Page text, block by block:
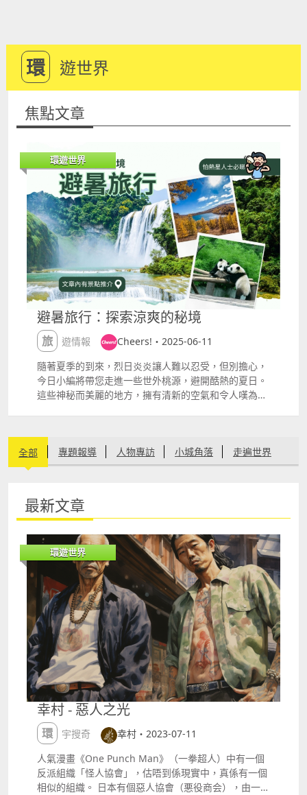
環 遊世界
焦點文章
環遊世界
避暑旅行：探索涼爽的秘境
旅遊情報
Cheers!・2025-06-11
隨著夏季的到來，烈日炎炎讓人難以忍受，但別擔心，
今日小編將帶您走進一些世外桃源，避開酷熱的夏日。
這些神秘而美麗的地方，擁有清新的空氣和令人嘆為觀
靈的洗禮和身心的放鬆。 四川 四姑娘山及臥龍自然保
護區 四姑娘山是個適合全家出遊的好地方，擁有壯麗的
自然景觀和豐富的戶外活動。 清涼指數：13度適合進
草甸，適合家庭徒步。建議：步道平緩，非常適合小孩
和年長者，還可以帶上野餐，享受大自然。 大峰徒步路
線簡介：提供不同難度的徒步路線，適合家庭一起挑
戰。建議：選擇較短的路線，保持親子活動的樂趣。 小
金川簡介：這是一個迷人的小鎮，適合全家遊覽和拍
照。建議：可以品嚐當地特色小吃，並探索周圍的草
原。 臥龍自然保護區臥龍自然保護區是國家級第三大自
然保護區。四川省面積最大、自然條件最複雜、稀有動
植物最多的自然保護區。保護區橫跨臥龍、耿達兩鄉，
總面積20萬公頃。主要保護西南高山林區自然生態系及
大熊貓等稀有動物。 活動建議 親子徒步：選擇簡單的
徒步路線，讓孩子們在大自然中探索。攝影比賽：鼓勵
孩子們拍攝他們喜歡的風景，增強觀察力。野餐時光：
在草地上野餐，享受家庭時光。 美食推薦 藏式火鍋：
犛牛骨熬的湯營養豐富，配有當地特有的犛牛肉，藏香
豬肉片等，加上野山菌和各種素菜煮在一起，配上各種
藥材，讓您充分的感受高原不同的風味。 老臘肉炒木
耳：用四姑娘山的風乾老臘肉加入新鮮木耳一起小炒，
別具風味。 牦牛肉：風乾犛牛肉是精選鮮藏區犛牛肉，
其肉質酥鬆 旅遊小貼士 安全第一：注意孩子的安全，
選擇適合的活動和路線。 高海拔適應：提前幾天適應高
全部 專題報導 人物專訪 小城角落 走遍世界
最新文章
環遊世界
幸村 - 惡人之光
環宇搜奇
幸村・2023-07-11
人氣漫畫《One Punch Man》（一拳超人）中有一個
反派組織「怪人協會」，估唔到係現實中，真係有一個
相似的組織。 日本有個惡人協會（悪役商会），由一班